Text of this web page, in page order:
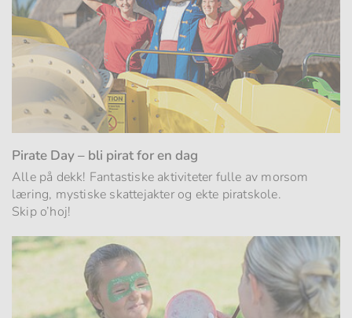
Pirate Day – bli pirat for en dag
Alle på dekk! Fantastiske aktiviteter fulle av morsom
læring, mystiske skattejakter og ekte piratskole.
Skip o’hoj!